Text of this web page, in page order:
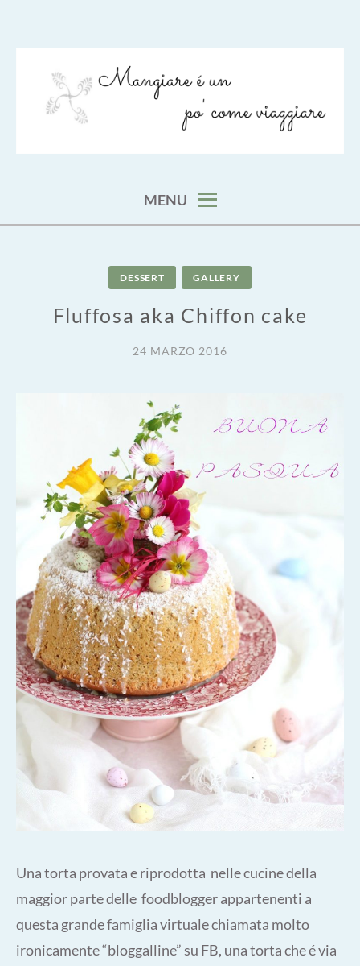
MENU
DESSERT GALLERY
Fluffosa aka Chiffon cake
24 MARZO 2016
Una torta provata e riprodotta nelle cucine della
maggior parte delle foodblogger appartenenti a
questa grande famiglia virtuale chiamata molto
ironicamente “bloggalline” su FB, una torta che é via